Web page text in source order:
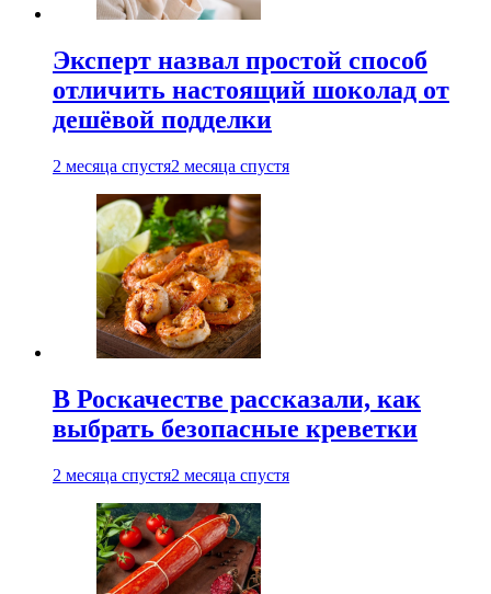
Эксперт назвал простой способ
отличить настоящий шоколад от
дешёвой подделки
2 месяца спустя2 месяца спустя
В Роскачестве рассказали, как
выбрать безопасные креветки
2 месяца спустя2 месяца спустя